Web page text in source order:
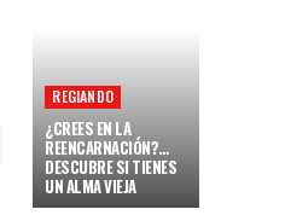
REGIANDO
¿CREES EN LA
REENCARNACIÓN?…
DESCUBRE SI TIENES
UN ALMA VIEJA